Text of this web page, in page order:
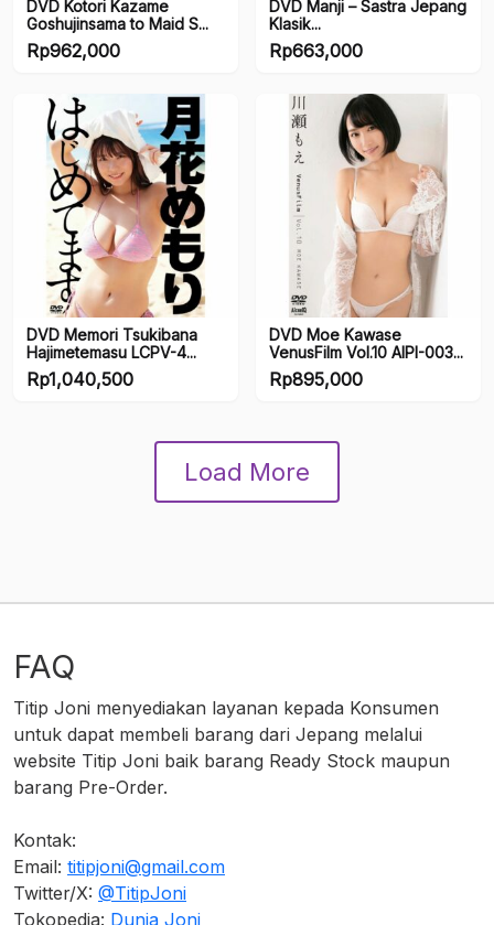
DVD Kotori Kazame
Goshujinsama to Maid S...
Rp962,000
DVD Manji – Sastra Jepang
Klasik...
Rp663,000
DVD Memori Tsukibana
Hajimetemasu LCPV-4...
Rp1,040,500
DVD Moe Kawase
VenusFilm Vol.10 AIPI-003...
Rp895,000
Load More
FAQ
Titip Joni menyediakan layanan kepada Konsumen
untuk dapat membeli barang dari Jepang melalui
website Titip Joni baik barang Ready Stock maupun
barang Pre-Order.
Kontak:
Email: titipjoni@gmail.com
Twitter/X: @TitipJoni
Tokopedia: Dunia Joni